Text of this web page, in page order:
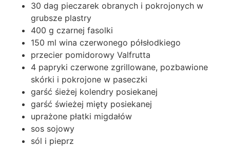
30 dag pieczarek obranych i pokrojonych w
grubsze plastry
400 g czarnej fasolki
150 ml wina czerwonego półsłodkiego
przecier pomidorowy Valfrutta
4 papryki czerwone zgrillowane, pozbawione
skórki i pokrojone w paseczki
garść śieżej kolendry posiekanej
garść świeżej mięty posiekanej
uprażone płatki migdałów
sos sojowy
sól i pieprz